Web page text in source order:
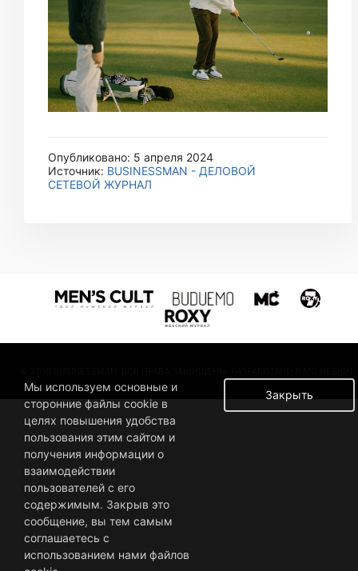
Опубликовано: 5 апреля 2024
Источник: BUSINESSMAN - ДЕЛОВОЙ
СЕТЕВОЙ ЖУРНАЛ
Закрыть
Мы используем основные и
сторонние файлы cookie в
целях повышения удобства
пользования этим сайтом и
получения информации о
взаимодействии
пользователей с его
содержимым. Закрыв это
сообщение, вы тем самым
соглашаетесь с
использованием нами файлов